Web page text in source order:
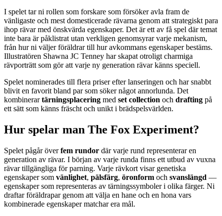
I spelet tar ni rollen som forskare som försöker avla fram de
vänligaste och mest domesticerade rävarna genom att strategiskt para
ihop rävar med önskvärda egenskaper. Det är ett av få spel där temat
inte bara är påklistrat utan verkligen genomsyrar varje mekanism,
från hur ni väljer föräldrar till hur avkommans egenskaper bestäms.
Illustratören Shawna JC Tenney har skapat otroligt charmiga
rävporträtt som gör att varje ny generation rävar känns speciell.
Spelet nominerades till flera priser efter lanseringen och har snabbt
blivit en favorit bland par som söker något annorlunda. Det
kombinerartärningsplacering med set collection och drafting på
ett sätt som känns fräscht och unikt i brädspelsvärlden.
Hur spelar man The Fox Experiment?
Spelet pågår överfem rundor där varje rund representerar en
generation av rävar. I början av varje runda finns ett utbud av vuxna
rävar tillgängliga för parning. Varje rävkort visar genetiska
egenskaper som vänlighet, pälsfärg, öronform och svanslängd —
egenskaper som representeras av tärningssymboler i olika färger. Ni
draftar föräldrapar genom att välja en hane och en hona vars
kombinerade egenskaper matchar era mål.